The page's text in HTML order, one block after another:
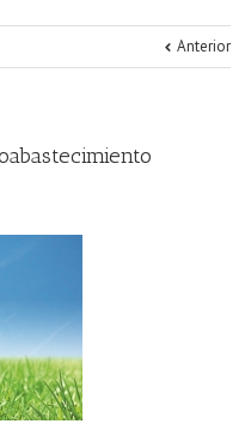
Anterior